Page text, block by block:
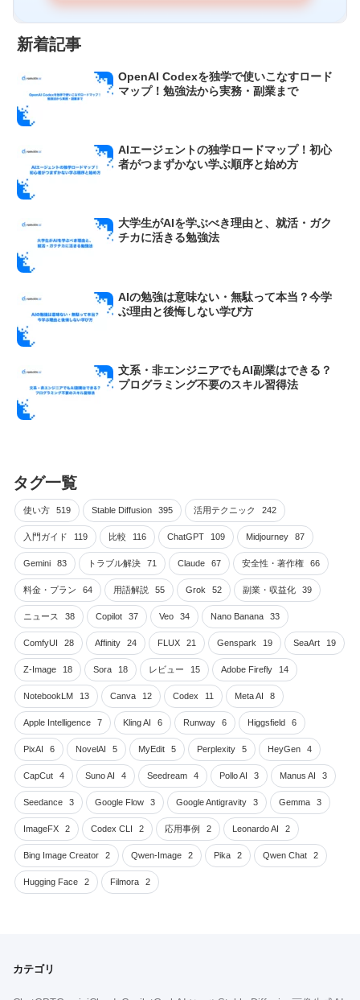
新着記事
OpenAI Codexを独学で使いこなすロード
マップ！勉強法から実務・副業まで
AIエージェントの独学ロードマップ！初心
者がつまずかない学ぶ順序と始め方
大学生がAIを学ぶべき理由と、就活・ガク
チカに活きる勉強法
AIの勉強は意味ない・無駄って本当？今学
ぶ理由と後悔しない学び方
文系・非エンジニアでもAI副業はできる？
プログラミング不要のスキル習得法
タグ一覧
使い方 519 Stable Diffusion 395 活用テクニック 242
入門ガイド 119 比較 116 ChatGPT 109 Midjourney 87
Gemini 83 トラブル解決 71 Claude 67 安全性・著作権 66
料金・プラン 64 用語解説 55 Grok 52 副業・収益化 39
ニュース 38 Copilot 37 Veo 34 Nano Banana 33
ComfyUI 28 Affinity 24 FLUX 21 Genspark 19 SeaArt 19
Z-Image 18 Sora 18 レビュー 15 Adobe Firefly 14
NotebookLM 13 Canva 12 Codex 11 Meta AI 8
Apple Intelligence 7 Kling AI 6 Runway 6 Higgsfield 6
PixAI 6 NovelAI 5 MyEdit 5 Perplexity 5 HeyGen 4
CapCut 4 Suno AI 4 Seedream 4 Pollo AI 3 Manus AI 3
Seedance 3 Google Flow 3 Google Antigravity 3 Gemma 3
ImageFX 2 Codex CLI 2 応用事例 2 Leonardo AI 2
Bing Image Creator 2 Qwen-Image 2 Pika 2 Qwen Chat 2
Hugging Face 2 Filmora 2
カテゴリ